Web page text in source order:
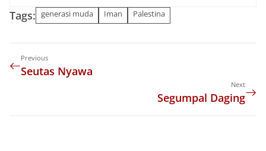
Tags: generasi muda Iman Palestina
Previous
Seutas Nyawa
Next
Segumpal Daging